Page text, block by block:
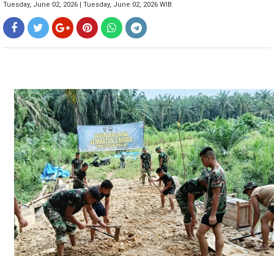
Tuesday, June 02, 2026 | Tuesday, June 02, 2026 WIB